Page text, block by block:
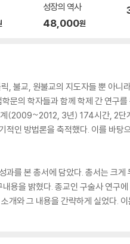
성장의 역사
48,000원
불교, 원불교의 지도자들 뿐 아니
문의 학자들과 함께 학제 간 연구
계(2009~2012, 3년) 174시간,
인 방법론을 축적했다. 이를 바
를 본 총서에 담았다. 총서는 크
용을 밝혔다. 종교인 구술사 연구
개와 그 내용을 간략하게 실었다.